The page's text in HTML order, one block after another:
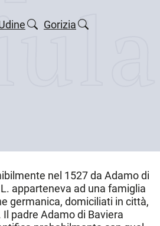
Gorizia
nel 1527da Adamo di
apparteneva ad una famiglia
germanica, domiciliati in città,
padre Adamo di Baviera